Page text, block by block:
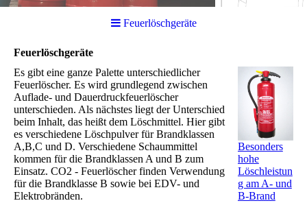
Feuerlöschgeräte
Feuerlöschgeräte
Besonders
hohe
Löschleistun
g am A- und
B-Brand
Es gibt eine ganze Palette unterschiedlicher
Feuerlöscher. Es wird grundlegend zwischen
Auflade- und Dauerdruckfeuerlöscher
unterschieden. Als nächstes liegt der Unterschied
beim Inhalt, das heißt dem Löschmittel. Hier gibt
es verschiedene Löschpulver für Brandklassen
A,B,C und D. Verschiedene Schaummittel
kommen für die Brandklassen A und B zum
Einsatz. CO2 - Feuerlöscher finden Verwendung
für die Brandklasse B sowie bei EDV- und
Elektrobränden.